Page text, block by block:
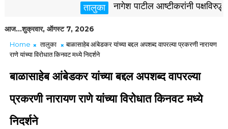
तालुका नागेश पाटील आष्टीकरांनी पक्षविरुद्ध
आज...शुक्रवार, ऑगस्ट 7, 2026
Home तालुका
बाळासाहेब आंबेडकर यांच्या बद्दल अपशब्द वापरल्या प्रकरणी नारायण
राणे यांच्या विरोधात किनवट मध्ये निदर्शने
बाळासाहेब आंबेडकर यांच्या बद्दल अपशब्द वापरल्या
प्रकरणी नारायण राणे यांच्या विरोधात किनवट मध्ये
निदर्शने